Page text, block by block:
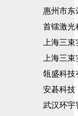
惠州市东
首镭激光
上海三
上海三
瓴盛科技
安碁科技
武汉环宇